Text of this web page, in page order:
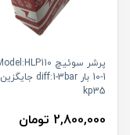
1-10 بار diff:1-3bar جایگزین
kp35
2,800,000 تومان